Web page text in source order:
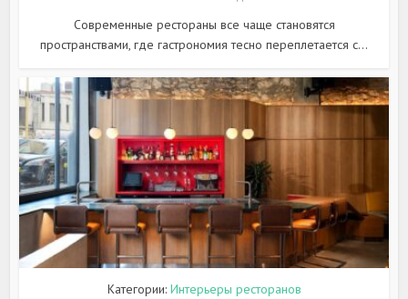
Современные рестораны все чаще становятся
пространствами, где гастрономия тесно переплетается с...
Категории: Интерьеры ресторанов